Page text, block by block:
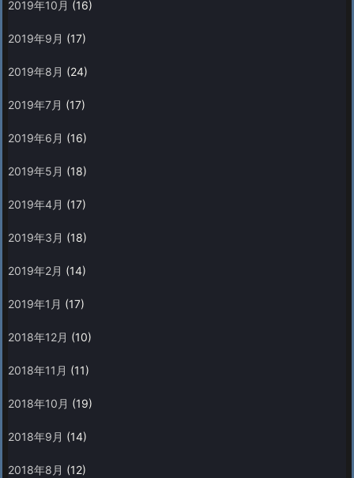
2019年10月 (16)
2019年9月 (17)
2019年8月 (24)
2019年7月 (17)
2019年6月 (16)
2019年5月 (18)
2019年4月 (17)
2019年3月 (18)
2019年2月 (14)
2019年1月 (17)
2018年12月 (10)
2018年11月 (11)
2018年10月 (19)
2018年9月 (14)
2018年8月 (12)